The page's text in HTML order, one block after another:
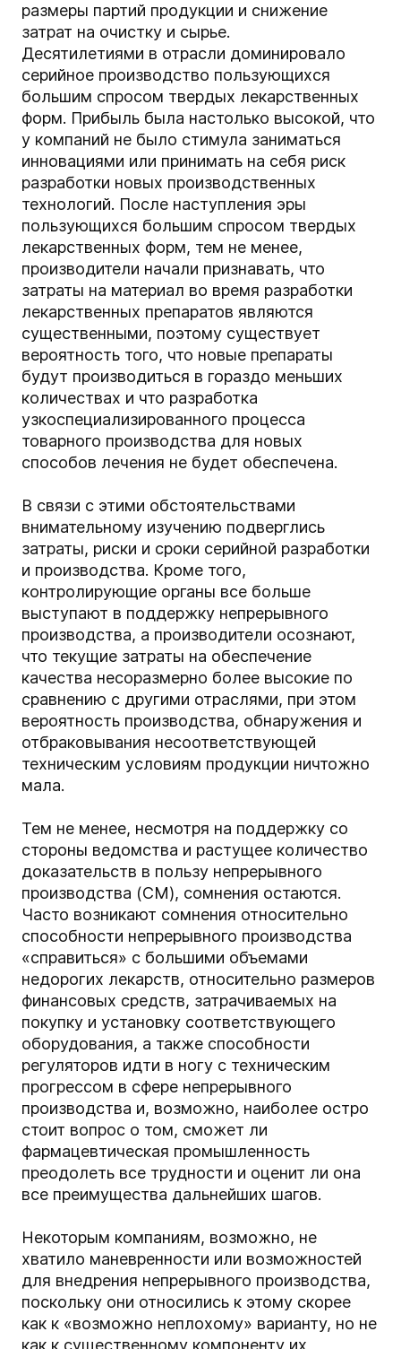
размеры партий продукции и снижение
затрат на очистку и сырье.
Десятилетиями в отрасли доминировало
серийное производство пользующихся
большим спросом твердых лекарственных
форм. Прибыль была настолько высокой, что
у компаний не было стимула заниматься
инновациями или принимать на себя риск
разработки новых производственных
технологий. После наступления эры
пользующихся большим спросом твердых
лекарственных форм, тем не менее,
производители начали признавать, что
затраты на материал во время разработки
лекарственных препаратов являются
существенными, поэтому существует
вероятность того, что новые препараты
будут производиться в гораздо меньших
количествах и что разработка
узкоспециализированного процесса
товарного производства для новых
способов лечения не будет обеспечена.
В связи с этими обстоятельствами
внимательному изучению подверглись
затраты, риски и сроки серийной разработки
и производства. Кроме того,
контролирующие органы все больше
выступают в поддержку непрерывного
производства, а производители осознают,
что текущие затраты на обеспечение
качества несоразмерно более высокие по
сравнению с другими отраслями, при этом
вероятность производства, обнаружения и
отбраковывания несоответствующей
техническим условиям продукции ничтожно
мала.
Тем не менее, несмотря на поддержку со
стороны ведомства и растущее количество
доказательств в пользу непрерывного
производства (CM), сомнения остаются.
Часто возникают сомнения относительно
способности непрерывного производства
«справиться» с большими объемами
недорогих лекарств, относительно размеров
финансовых средств, затрачиваемых на
покупку и установку соответствующего
оборудования, а также способности
регуляторов идти в ногу с техническим
прогрессом в сфере непрерывного
производства и, возможно, наиболее остро
стоит вопрос о том, сможет ли
фармацевтическая промышленность
преодолеть все трудности и оценит ли она
все преимущества дальнейших шагов.
Некоторым компаниям, возможно, не
хватило маневренности или возможностей
для внедрения непрерывного производства,
поскольку они относились к этому скорее
как к «возможно неплохому» варианту, но не
как к существенному компоненту их